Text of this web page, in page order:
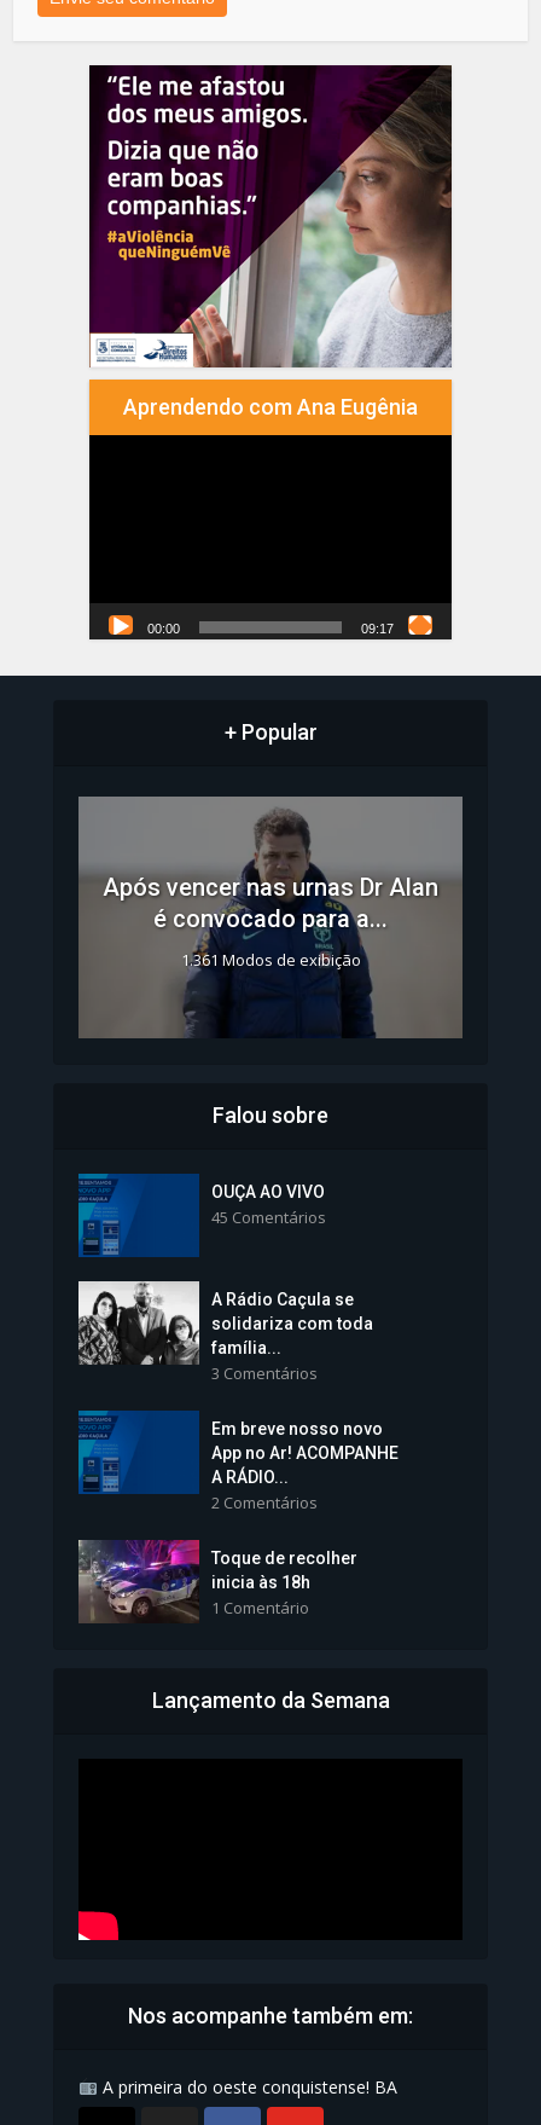
Aprendendo com Ana Eugênia
00:00 09:17
+ Popular
Após vencer nas urnas Dr Alan
é convocado para a...
1.361 Modos de exibição
Colégios da Polícia...
Vice-Prefeita Sheila Lemos
tomará posse nesta...
1.101 Modos de exibição
Bahia inicia emissão da
Falou sobre
OUÇA AO VIVO
45 Comentários
A Rádio Caçula se
solidariza com toda
família...
3 Comentários
Em breve nosso novo
App no Ar! ACOMPANHE
A RÁDIO...
2 Comentários
Toque de recolher
inicia às 18h
1 Comentário
Lançamento da Semana
Nos acompanhe também em:
A primeira do oeste conquistense! BA